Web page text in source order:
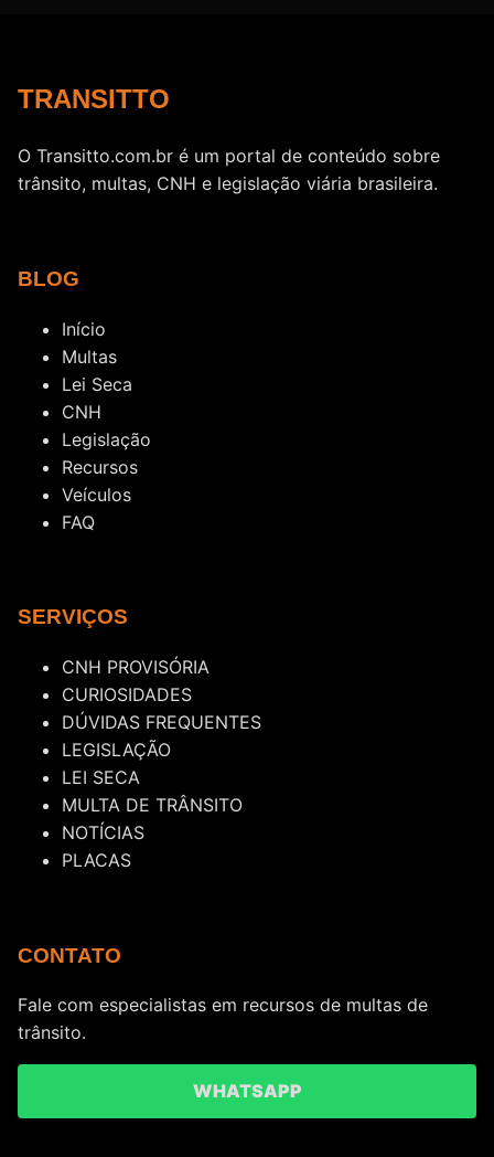
TRANSITTO
O Transitto.com.br é um portal de conteúdo sobre
trânsito, multas, CNH e legislação viária brasileira.
BLOG
Início
Multas
Lei Seca
CNH
Legislação
Recursos
Veículos
FAQ
SERVIÇOS
CNH PROVISÓRIA
CURIOSIDADES
DÚVIDAS FREQUENTES
LEGISLAÇÃO
LEI SECA
MULTA DE TRÂNSITO
NOTÍCIAS
PLACAS
CONTATO
Fale com especialistas em recursos de multas de
trânsito.
WHATSAPP